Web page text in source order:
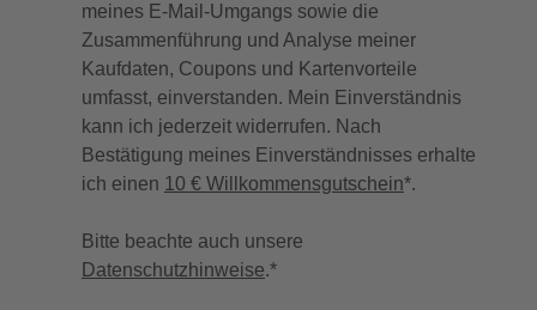
meines E-Mail-Umgangs sowie die
Zusammenführung und Analyse meiner
Kaufdaten, Coupons und Kartenvorteile
umfasst, einverstanden. Mein Einverständnis
kann ich jederzeit widerrufen. Nach
Bestätigung meines Einverständnisses erhalte
ich einen 10 € Willkommensgutschein*.
Bitte beachte auch unsere
Datenschutzhinweise.